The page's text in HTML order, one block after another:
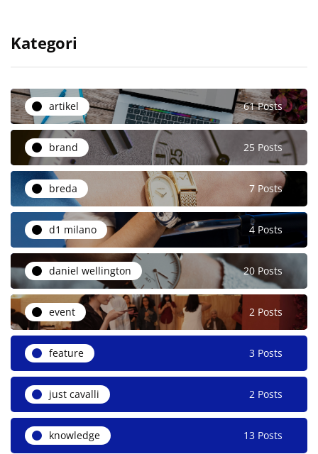
Kategori
artikel 61 Posts
brand 25 Posts
breda 7 Posts
d1 milano 4 Posts
daniel wellington 20 Posts
event 2 Posts
feature 3 Posts
just cavalli 2 Posts
knowledge 13 Posts